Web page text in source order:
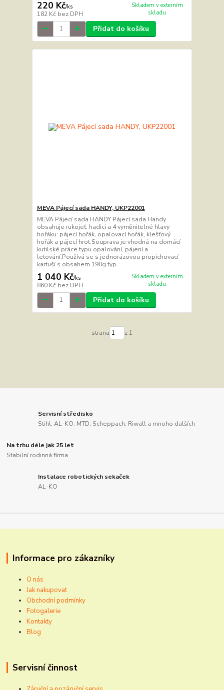
220 Kč/ks
182 Kč bez DPH
Skladem v externím
skladu
Přidat do košíku
MEVA Pájecí sada HANDY, UKP22001
MEVA Pájecí sada HANDY Pájecí sada Handy
obsahuje rukojeť, hadici a 4 vyměnitelné hlavy
hořáku: pájecí hořák, opalovací hořák, klešťový
hořák a pájecí hrot.Souprava je vhodná na domácí
kutilské práce typu opalování, pájení a
letování.Používá se s jednorázovou propichovací
kartuší s obsahem 190g typ ...
1 040 Kč/ks
860 Kč bez DPH
Skladem v externím
skladu
Přidat do košíku
strana z 1
Servisní středisko
Stihl, AL-KO, MTD, Scheppach, Riwall a mnoho dalších
Na trhu déle jak 25 let
Stabilní rodinná firma
Instalace robotických sekaček
AL-KO
Informace pro zákazníky
O nás
Jak nakupovat
Obchodní podmínky
Fotogalerie
Kontakty
Blog
Servisní činnost